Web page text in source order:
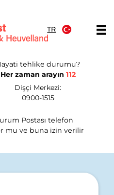
TR
tehlike durumu?
Her zaman arayın 112
Dişçi Merkezi:
0900-1515
Postası telefon
mu ve buna izin verilir